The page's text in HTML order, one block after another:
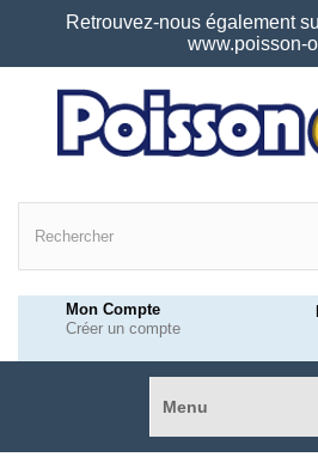
Retrouvez-nous également
www.poisson-
Mon Compte
Créer un compte
Menu